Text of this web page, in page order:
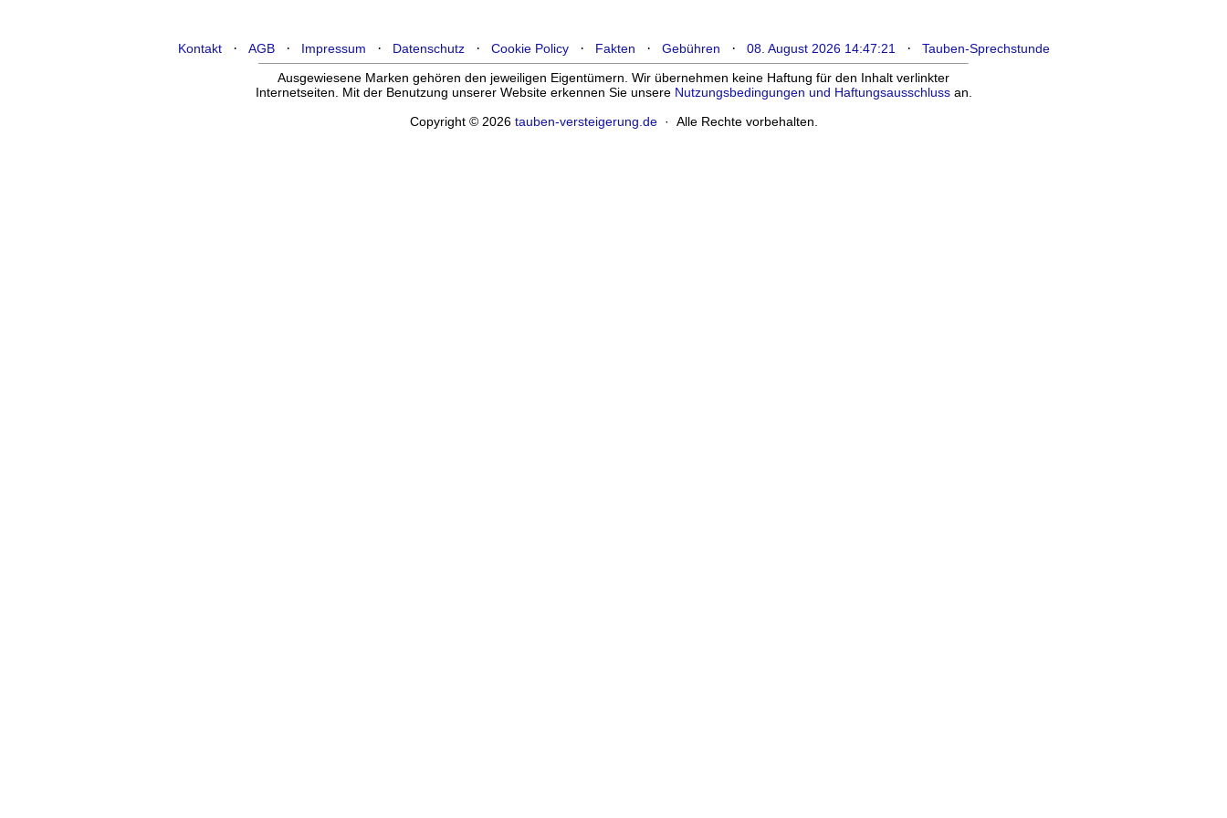
Kontakt· AGB· Impressum · Datenschutz· Cookie Policy· Fakten · Gebühren · 08. August 2026 14:47:21 · Tauben-Sprechstunde
Ausgewiesene Marken gehören den jeweiligen Eigentümern. Wir übernehmen keine Haftung für den Inhalt verlinkter
Internetseiten. Mit der Benutzung unserer Website erkennen Sie unsere Nutzungsbedingungen und Haftungsausschlussan.
Copyright © 2026 tauben-versteigerung.de· Alle Rechte vorbehalten.